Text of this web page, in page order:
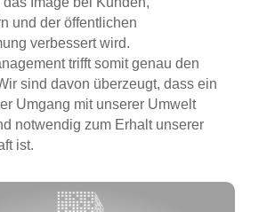
und der öffentlichen
verbessert wird.
trifft somit genau den
sind davon überzeugt, dass ein
Umgang mit unserer Umwelt
notwendig zum Erhalt unserer
ist.